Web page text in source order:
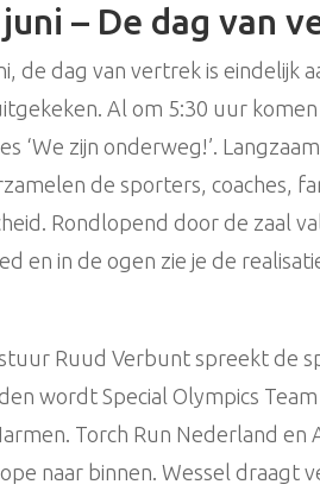
– De dag van
de dag van vertrek is eindelijk
Al om 5:30 uur
‘We zijn onderweg!’.
de sporters, coaches,
Rondlopend door de zaal
en in de ogen zie je de
Ruud Verbunt spreekt de
wordt Special Olympics
Torch Run Nederland
naar binnen. Wessel draagt